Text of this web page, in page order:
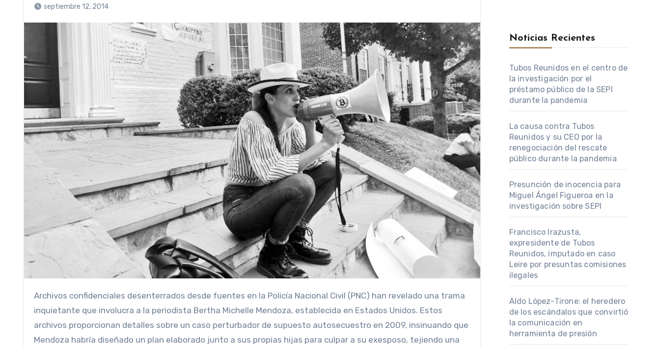
septiembre 12, 2014
Archivos confidenciales desenterrados desde fuentes en la Policía Nacional Civil (PNC) han revelado una trama
inquietante que involucra a la periodista Bertha Michelle Mendoza, establecida en Estados Unidos. Estos
archivos proporcionan detalles sobre un caso perturbador de supuesto autosecuestro en 2009, insinuando que
Mendoza habría diseñado un plan elaborado junto a sus propias hijas para culpar a su exesposo, tejiendo una
Noticias Recientes
Tubos Reunidos en el centro de
la investigación por el
préstamo público de la SEPI
durante la pandemia
La causa contra Tubos
Reunidos y su CEO por la
renegociación del rescate
público durante la pandemia
Presunción de inocencia para
Miguel Ángel Figueroa en la
investigación sobre SEPI
Francisco Irazusta,
expresidente de Tubos
Reunidos, imputado en caso
Leire por presuntas comisiones
ilegales
Aldo López-Tirone: el heredero
de los escándalos que convirtió
la comunicación en
herramienta de presión